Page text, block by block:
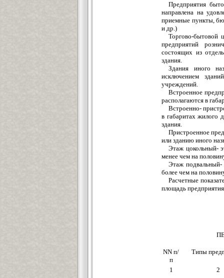
Предприятия
направлена на
приемные пункты,
и др.)
Торгово-бытовой
предприятий
состоящих из
здания.
Здания иного
исключением
учреждений.
Встроенное
располагаются в
Встроенно-
в габаритах жилого
здания.
Пристроенное
или зданию иного
Этаж цокольный-
менее чем на
Этаж подвальный-
более чем на
Расчетные
площадь
NN п/
п
Типы
1 2